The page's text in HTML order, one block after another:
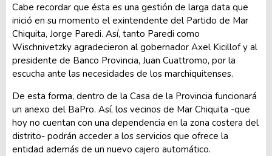
Cabe recordar que ésta es una gestión de larga data que
inició en su momento el exintendente del Partido de Mar
Chiquita, Jorge Paredi. Así, tanto Paredi como
Wischnivetzky agradecieron al gobernador Axel Kicillof y al
presidente de Banco Provincia, Juan Cuattromo, por la
escucha ante las necesidades de los marchiquitenses.
De esta forma, dentro de la Casa de la Provincia funcionará
un anexo del BaPro. Así, los vecinos de Mar Chiquita -que
hoy no cuentan con una dependencia en la zona costera del
distrito- podrán acceder a los servicios que ofrece la
entidad además de un nuevo cajero automático.